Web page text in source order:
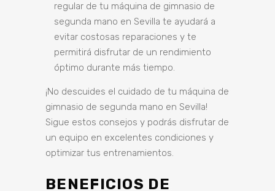
regular de tu máquina de gimnasio de
segunda mano en Sevilla te ayudará a
evitar costosas reparaciones y te
permitirá disfrutar de un rendimiento
óptimo durante más tiempo.
¡No descuides el cuidado de tu máquina de
gimnasio de segunda mano en Sevilla!
Sigue estos consejos y podrás disfrutar de
un equipo en excelentes condiciones y
optimizar tus entrenamientos.
BENEFICIOS DE